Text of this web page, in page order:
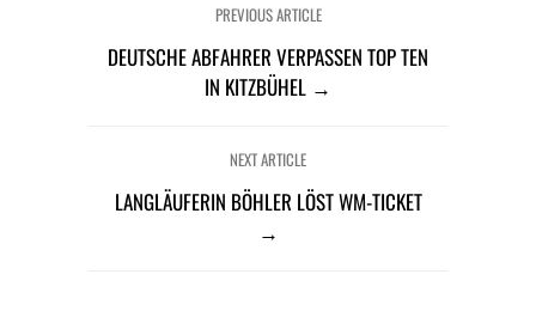
PREVIOUS ARTICLE
DEUTSCHE ABFAHRER VERPASSEN TOP TEN
IN KITZBÜHEL →
NEXT ARTICLE
LANGLÄUFERIN BÖHLER LÖST WM-TICKET
→